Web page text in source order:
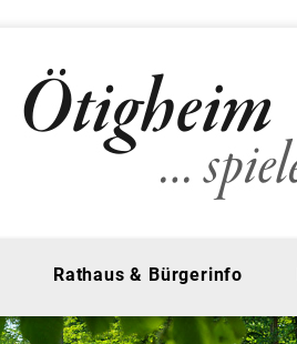
Rathaus & Bürgerinfo